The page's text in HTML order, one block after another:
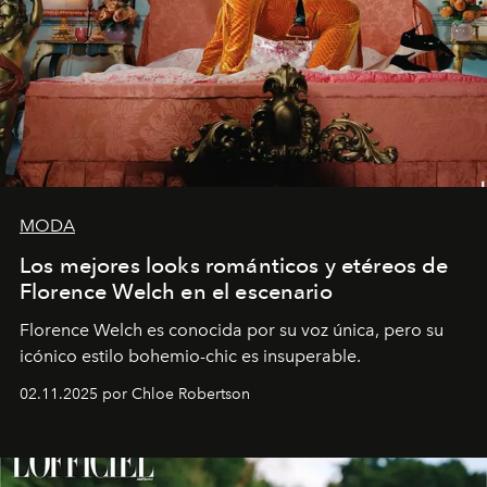
MODA
Los mejores looks románticos y etéreos de
Florence Welch en el escenario
Florence Welch es conocida por su voz única, pero su
icónico estilo bohemio-chic es insuperable.
02.11.2025 por Chloe Robertson